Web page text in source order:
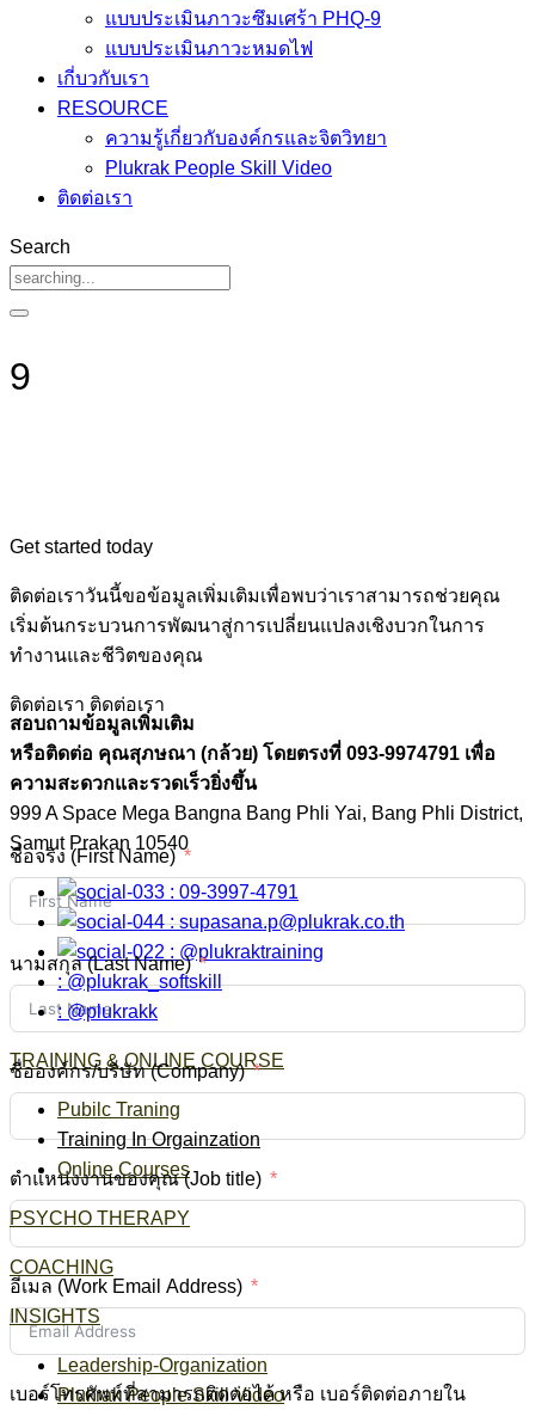
แบบประเมินภาวะซึมเศร้า PHQ-9
แบบประเมินภาวะหมดไฟ
เกี่บวกับเรา
RESOURCE
ความรู้เกี่ยวกับองค์กรและจิตวิทยา
Plukrak People Skill Video
ติดต่อเรา
Search
9
Get started today
ติดต่อเราวันนี้ขอข้อมูลเพิ่มเติมเพื่อพบว่าเราสามารถช่วยคุณ
เริ่มต้นกระบวนการพัฒนาสู่การเปลี่ยนแปลงเชิงบวกในการ
ทำงานและชีวิตของคุณ
สอบถามข้อมูลเพิ่มเติม
หรือติดต่อ คุณสุภษณา (กล้วย) โดยตรงที่ 093-9974791 เพื่อ
ความสะดวกและรวดเร็วยิ่งขึ้น
ชื่อจริง (First Name)
นามสกุล (Last Name)
ชื่อองค์กร/บริษัท (Company)
ตำแหน่งงานของคุณ (Job title)
อีเมล (Work Email Address)
เบอร์โทรศัพท์ที่สามารถติดต่อได้ หรือ เบอร์ติดต่อภายใน
ติดต่อเรา ติดต่อเรา
999 A Space Mega Bangna Bang Phli Yai, Bang Phli District,
Samut Prakan 10540
: 09-3997-4791
:supasana.p@plukrak.co.th
: @plukraktraining
: @plukrak_softskill
: @plukrakk
TRAINING & ONLINE COURSE
Pubilc Traning
Training In Orgainzation
Online Courses
PSYCHO THERAPY
COACHING
INSIGHTS
Leadership-Organization
Plukrak People Skill Video